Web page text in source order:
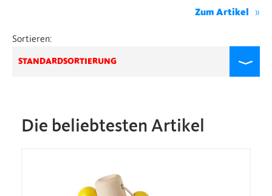
Zum Artikel
Sortieren:
STANDARDSORTIERUNG
Die beliebtesten Artikel